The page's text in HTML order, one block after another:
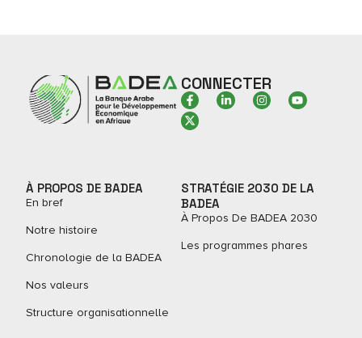
CONNECTER
À PROPOS DE BADEA
En bref
Notre histoire
Chronologie de la BADEA
Nos valeurs
Structure organisationnelle
STRATÉGIE 2030 DE LA
BADEA
À Propos De BADEA 2030
Les programmes phares